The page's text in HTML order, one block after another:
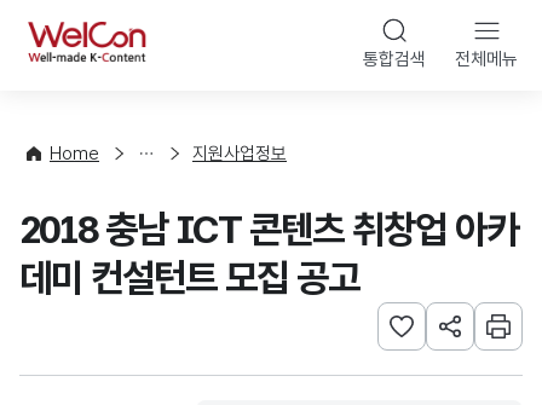
WelCon 통합검색 전체메뉴
Home
사
청
지원사업정보
2018 충남 ICT 콘텐츠 취창업 아카
데미 컨설턴트 모집 공고
관심사 등록하기
URL 공유하
인쇄